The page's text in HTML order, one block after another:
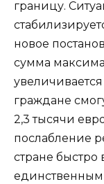
границу.
новое
сумма
граждане
2,3 тысячи
послабление
стране быстро
единственным